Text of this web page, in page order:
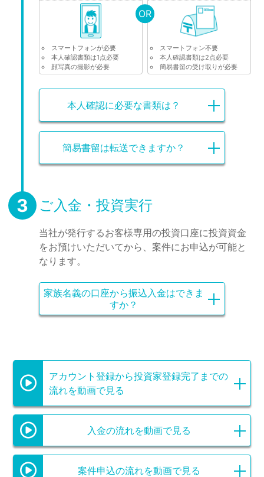
スマートフォンが必要
本人確認書類は1点必要
顔写真の撮影が必要
スマートフォン不要
本人確認書類は2点必要
簡易書留の受け取りが必要
OR
本人確認に必要な書類は？
簡易書留は転送できますか？
3 ご入金・投資実行
当社が発行するお客様専用の投資口座に投資資金
をお預けいただいてから、案件にお申込が可能と
なります。
家族名義の口座から振込入金はできま
すか？
アカウント登録から投資家登録完了までの
流れを動画で見る
入金の流れを動画で見る
案件申込の流れを動画で見る